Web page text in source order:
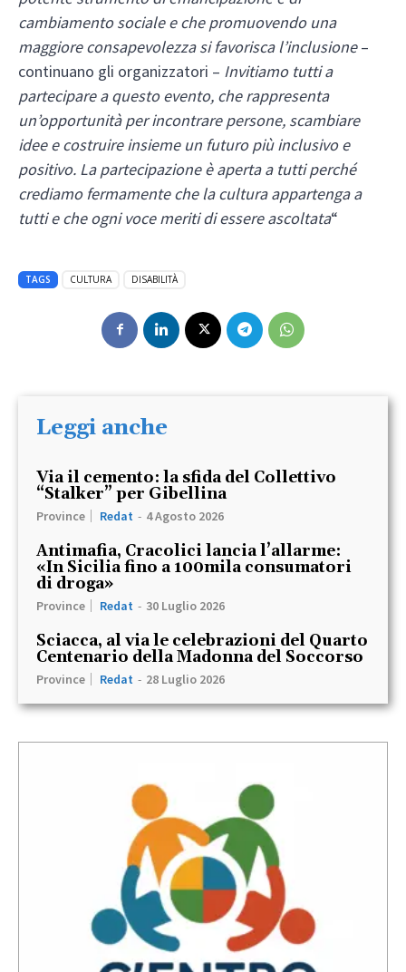
cambiamento sociale e che promuovendo una
maggiore consapevolezza si favorisca l’inclusione–
continuano gli organizzatori – Invitiamo tutti a
partecipare a questo evento, che rappresenta
un’opportunità per incontrare persone, scambiare
idee e costruire insieme un futuro più inclusivo e
positivo. La partecipazione è aperta a tutti perché
crediamo fermamente che la cultura appartenga a
tutti e che ogni voce meriti di essere ascoltata“
TAGS CULTURA DISABILITÀ
Leggi anche
Via il cemento: la sfida del Collettivo
“Stalker” per Gibellina
Province Redat - 4 Agosto 2026
Antimafia, Cracolici lancia l’allarme:
«In Sicilia fino a 100mila consumatori
di droga»
Province Redat - 30 Luglio 2026
Sciacca, al via le celebrazioni del Quarto
Centenario della Madonna del Soccorso
Province Redat - 28 Luglio 2026